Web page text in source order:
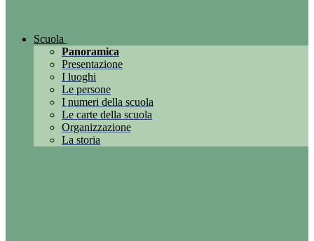
Scuola
Panoramica
Presentazione
I luoghi
Le persone
I numeri della scuola
Le carte della scuola
Organizzazione
La storia